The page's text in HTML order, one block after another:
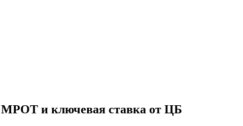
МРОТ и ключевая ставка от ЦБ